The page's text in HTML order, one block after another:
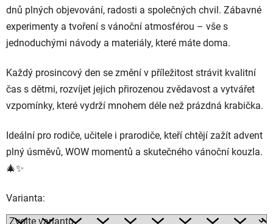
dnů plných objevování, radosti a společných chvil. Zábavné
experimenty a tvoření s vánoční atmosférou – vše s
jednoduchými návody a materiály, které máte doma.
Každý prosincový den se změní v příležitost strávit kvalitní
čas s dětmi, rozvíjet jejich přirozenou zvědavost a vytvářet
vzpomínky, které vydrží mnohem déle než prázdná krabička.
Ideální pro rodiče, učitele i prarodiče, kteří chtějí zažít advent
plný úsměvů, WOW momentů a skutečného vánoční kouzla.
🎄✨
Varianta: